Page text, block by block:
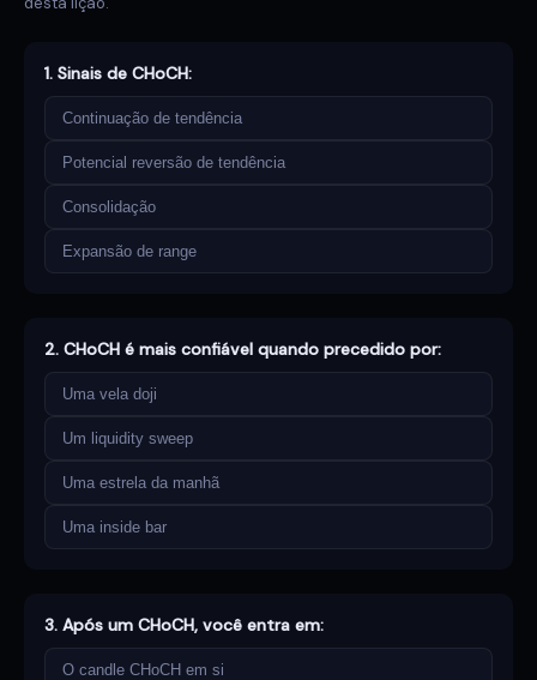
1. Sinais de CHoCH:
Continuação de tendência
Potencial reversão de tendência
Consolidação
Expansão de range
2. CHoCH é mais confiável quando precedido por:
Uma vela doji
Um liquidity sweep
Uma estrela da manhã
Uma inside bar
3. Após um CHoCH, você entra em:
O candle CHoCH em si